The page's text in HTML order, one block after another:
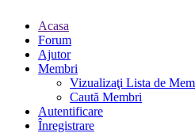
Acasa
Forum
Ajutor
Membri
Vizualizaţi Lista de
Caută Membri
Autentificare
Înregistrare